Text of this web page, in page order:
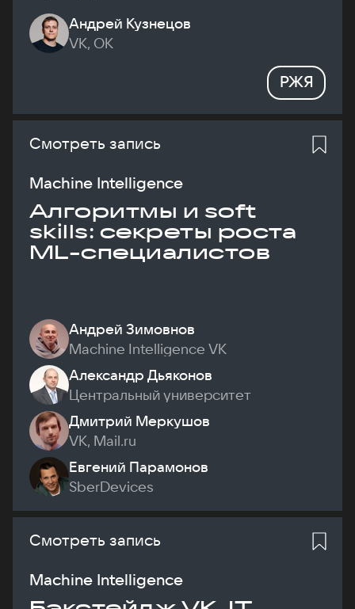
Андрей Кузнецов
VK, ОК
РЖЯ
Смотреть запись
Machine Intelligence
Алгоритмы и soft
skills: секреты роста
ML-специалистов
Андрей Зимовнов
Machine Intelligence VK
Александр Дьяконов
Центральный университет
Дмитрий Меркушов
VK, Mail.ru
Евгений Парамонов
SberDevices
Смотреть запись
Machine Intelligence